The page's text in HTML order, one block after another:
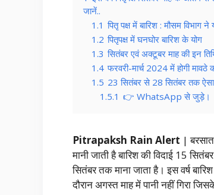
जानें..
1.1 पितृ पक्ष में बारिश : मौसम विभाग
1.2 पितृपक्ष में घनघोर बारिश के योग
1.3 सितंबर एवं अक्टूबर माह की इन
1.4 फरवरी-मार्च 2024 में होगी मावठे
1.5 23 सितंबर से 28 सितंबर तक ऐसा
1.5.1 👉 WhatsApp से जुड़े।
Pitrapaksh Rain Alert |
मानी जाती है बारिश की विदाई 15
सितंबर तक माना जाता है। इस वर्ष
दौरान अगस्त माह में पानी नहीं गिरा